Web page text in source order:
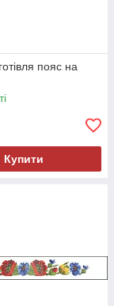
пояс на
Купити